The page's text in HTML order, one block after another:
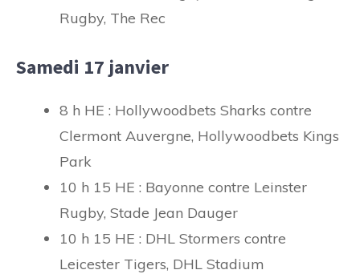
Rugby, The Rec
Samedi 17 janvier
8 h HE : Hollywoodbets Sharks contre
Clermont Auvergne, Hollywoodbets Kings
Park
10 h 15 HE : Bayonne contre Leinster
Rugby, Stade Jean Dauger
10 h 15 HE : DHL Stormers contre
Leicester Tigers, DHL Stadium